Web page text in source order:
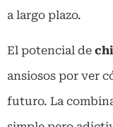
a largo plazo.
El potencial de
ansiosos por ver
futuro. La